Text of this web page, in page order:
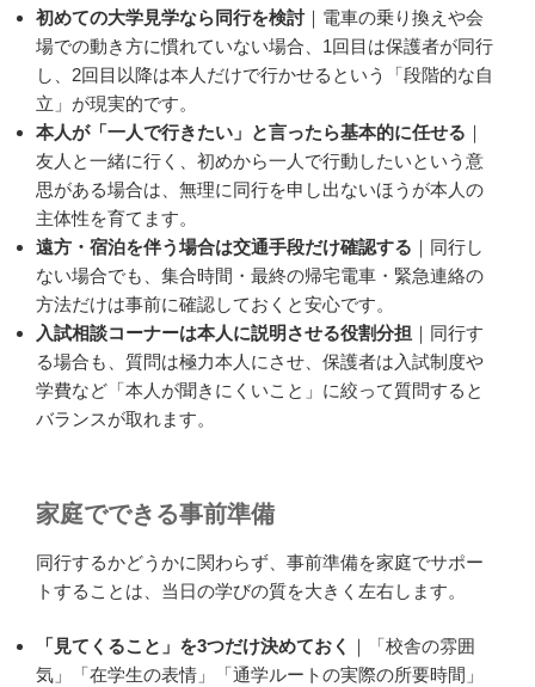
初めての大学見学なら同行を検討｜電車の乗り換えや会
場での動き方に慣れていない場合、1回目は保護者が同行
し、2回目以降は本人だけで行かせるという「段階的な自
立」が現実的です。
本人が「一人で行きたい」と言ったら基本的に任せる ｜
友人と一緒に行く、初めから一人で行動したいという意
思がある場合は、無理に同行を申し出ないほうが本人の
主体性を育てます。
遠方・宿泊を伴う場合は交通手段だけ確認する ｜同行し
ない場合でも、集合時間・最終の帰宅電車・緊急連絡の
方法だけは事前に確認しておくと安心です。
入試相談コーナーは本人に説明させる役割分担 ｜同行す
る場合も、質問は極力本人にさせ、保護者は入試制度や
学費など「本人が聞きにくいこと」に絞って質問すると
バランスが取れます。
家庭でできる事前準備
同行するかどうかに関わらず、事前準備を家庭でサポー
トすることは、当日の学びの質を大きく左右します。
「見てくること」を3つだけ決めておく
｜「校舎の雰囲
気」「在学生の表情」「通学ルートの実際の所要時間」